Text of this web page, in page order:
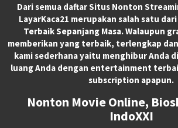
Dari semua daftar Situs Nonton
LayarKaca21 merupakan salah satu
Terbaik Sepanjang Masa. Walaupun
memberikan yang terbaik, terlengkap
kami sederhana yaitu menghibur Anda
luang Anda dengan entertainment
subscription apapun.
Nonton Movie Online,
IndoXXI